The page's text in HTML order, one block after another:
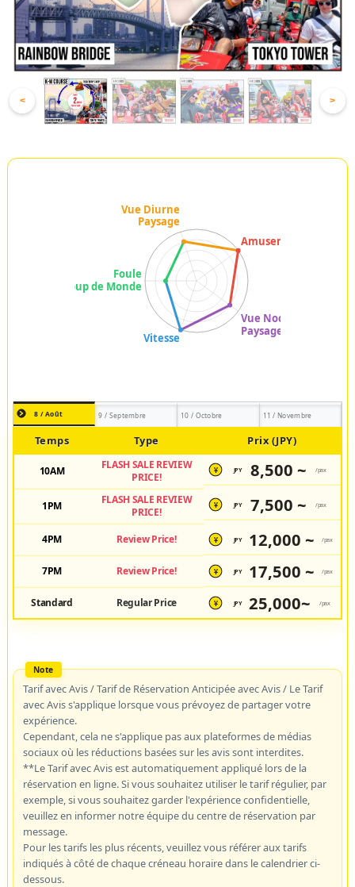
< >
8 / Août 9 / Septembre 10 / Octobre 11 / Novembre
Temps Type Prix (JPY)
10AM
FLASH SALE REVIEW
PRICE!
¥ JPY 8,500 ~ /pax
1PM
FLASH SALE REVIEW
PRICE!
¥ JPY 7,500 ~ /pax
4PM Review Price! ¥ JPY 12,000 ~ /pax
7PM Review Price! ¥ JPY 17,500 ~ /pax
Standard Regular Price ¥ JPY 25,000~ /pax
Tarif avec Avis / Tarif de Réservation Anticipée avec Avis / Le Tarif
avec Avis s'applique lorsque vous prévoyez de partager votre
expérience.
Cependant, cela ne s'applique pas aux plateformes de médias
sociaux où les réductions basées sur les avis sont interdites.
**Le Tarif avec Avis est automatiquement appliqué lors de la
réservation en ligne. Si vous souhaitez utiliser le tarif régulier, par
exemple, si vous souhaitez garder l'expérience confidentielle,
veuillez en informer notre équipe du centre de réservation par
message.
Pour les tarifs les plus récents, veuillez vous référer aux tarifs
indiqués à côté de chaque créneau horaire dans le calendrier ci-
dessous.